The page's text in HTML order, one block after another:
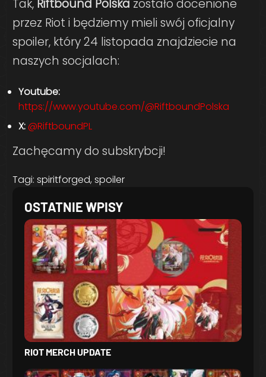
Tak, Riftbound Polska zostało docenione
przez Riot i będziemy mieli swój oficjalny
spoiler, który 24 listopada znajdziecie na
naszych socjalach:
Youtube:
https://www.youtube.com/@RiftboundPolska
X:@RiftboundPL
Zachęcamy do subskrybcji!
Tagi: spiritforged, spoiler
OSTATNIE WPISY
RIOT MERCH UPDATE